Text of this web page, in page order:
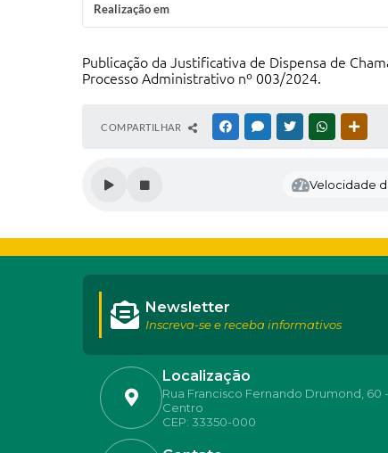
Realização em
Publicação da Justificativa de Dispensa de
Processo Administrativo nº 003/2024.
COMPARTILHAR FACEBOOKMESSENGER
TWITTERWHATSAPP
Velocidade
Localização
Rua Francisco Fernando Drumond, 60 -
Centro
CEP: 33350-000
Newsletter
Inscreva-se e receba informativos